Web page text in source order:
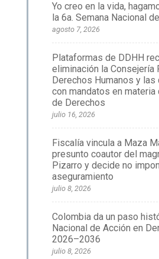
Yo creo en la vida,
la 6a. Semana Nacional
agosto 7, 2026
Plataformas de DDHH
eliminación la Consejería
Derechos Humanos y
con mandatos en materia
de Derechos
julio 16, 2026
Fiscalía vincula a Maza
presunto coautor del
Pizarro y decide no
aseguramiento
julio 8, 2026
Colombia da un paso
Nacional de Acción en
2026–2036
julio 8, 2026